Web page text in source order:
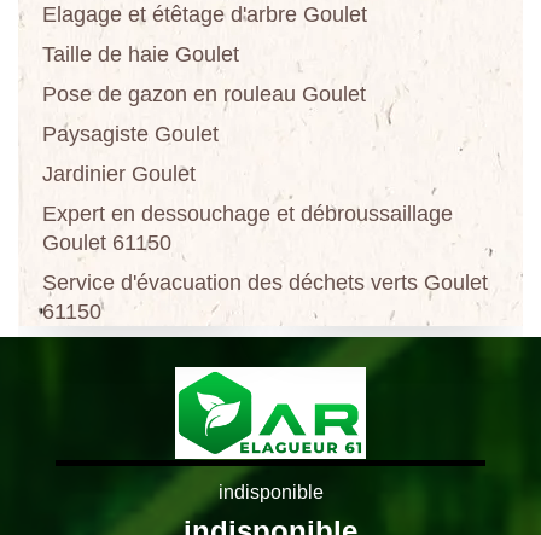
Elagage et étêtage d'arbre Goulet
Taille de haie Goulet
Pose de gazon en rouleau Goulet
Paysagiste Goulet
Jardinier Goulet
Expert en dessouchage et débroussaillage
Goulet 61150
Service d'évacuation des déchets verts Goulet
61150
indisponible